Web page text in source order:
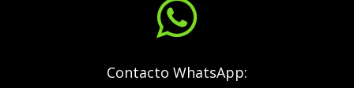

Contacto WhatsApp: